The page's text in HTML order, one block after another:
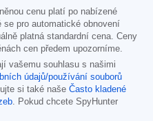
cenu platí po nabízené
se pro automatické obnovení
platná standardní cena. Ceny
cen předem upozorníme.
vašemu souhlasu s našimi
údajů/používání souborů
si také naše Často kladené
. Pokud chcete SpyHunter